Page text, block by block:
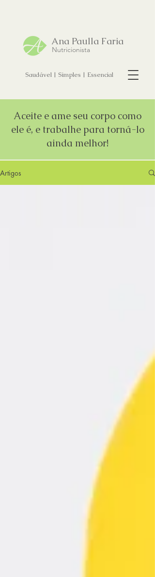
Aceite e ame seu corpo como
ele é, e trabalhe para torná-lo
ainda melhor!
Saudável | Simples | Essencial
Ana Paulla Faria
Nutricionista
Artigos